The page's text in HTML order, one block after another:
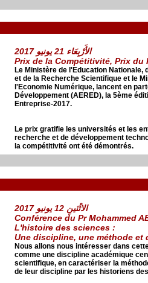
الأَرْبِعَاء 21 يونيو 2017
Prix de la Compétitivité, Prix du
Le Ministère de l'Education Nationale,
et de la Recherche Scientifique et le
l'Economie Numérique, lancent en
Développement (AERED), la 5ème
Entreprise-2017.
Le prix gratifie les universités et les
recherche et de développement
la compétitivité ont été démontrés.
الاثْنَينِ 12 يونيو 2017
Conférence du Pr Mohammed
L'histoire des sciences :
Une discipline, une méthode et
Nous allons nous intéresser dans
comme une discipline académique
scientifique, en caractériser la
de leur discipline par les historiens